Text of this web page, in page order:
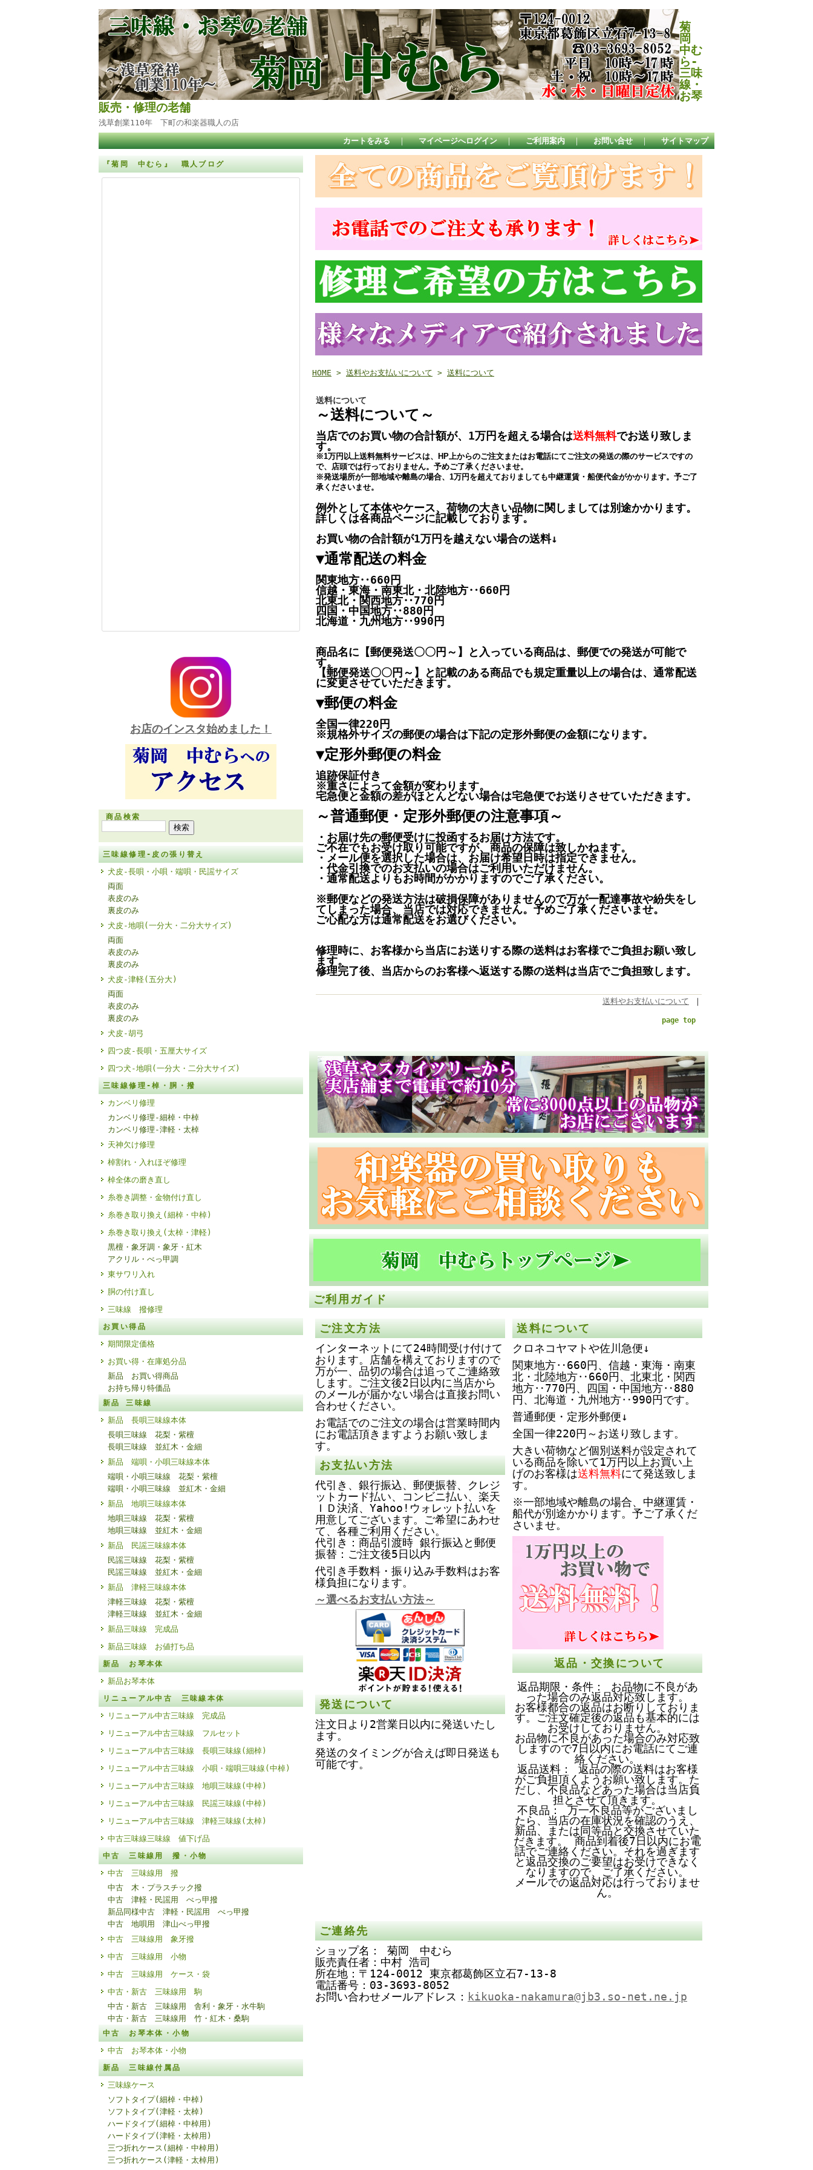
菊
岡
中む
ら-
三味
線・
お琴
販売・修理の老舗
浅草創業110年 下町の和楽器職人の店
カートをみる ｜ マイページへログイン ｜ ご利用案内 ｜ お問い合せ ｜ サイトマップ
『菊岡 中むら』 職人ブログ
お店のインスタ始めました！
商品検索
三味線修理-皮の張り替え
犬皮-長唄・小唄・端唄・民謡サイズ
両面
表皮のみ
裏皮のみ
犬皮-地唄(一分大・二分大サイズ)
両面
表皮のみ
裏皮のみ
犬皮-津軽(五分大)
両面
表皮のみ
裏皮のみ
犬皮-胡弓
四つ皮-長唄・五厘大サイズ
四つ犬-地唄(一分大・二分大サイズ)
三味線修理-棹・胴・撥
カンベリ修理
カンベリ修理-細棹・中棹
カンベリ修理-津軽・太棹
天神欠け修理
棹割れ・入れほぞ修理
棹全体の磨き直し
糸巻き調整・金物付け直し
糸巻き取り換え(細棹・中棹)
糸巻き取り換え(太棹・津軽)
黒檀・象牙調・象牙・紅木
アクリル・べっ甲調
東サワリ入れ
胴の付け直し
三味線 撥修理
お買い得品
期間限定価格
お買い得・在庫処分品
新品 お買い得商品
お持ち帰り特価品
新品 三味線
新品 長唄三味線本体
長唄三味線 花梨・紫檀
長唄三味線 並紅木・金細
新品 端唄・小唄三味線本体
端唄・小唄三味線 花梨・紫檀
端唄・小唄三味線 並紅木・金細
新品 地唄三味線本体
地唄三味線 花梨・紫檀
地唄三味線 並紅木・金細
新品 民謡三味線本体
民謡三味線 花梨・紫檀
民謡三味線 並紅木・金細
新品 津軽三味線本体
津軽三味線 花梨・紫檀
津軽三味線 並紅木・金細
新品三味線 完成品
新品三味線 お値打ち品
新品 お琴本体
新品お琴本体
リニューアル中古 三味線本体
リニューアル中古三味線 完成品
リニューアル中古三味線 フルセット
リニューアル中古三味線 長唄三味線(細棹)
リニューアル中古三味線 小唄・端唄三味線(中棹)
リニューアル中古三味線 地唄三味線(中棹)
リニューアル中古三味線 民謡三味線(中棹)
リニューアル中古三味線 津軽三味線(太棹)
中古三味線三味線 値下げ品
中古 三味線用 撥・小物
中古 三味線用 撥
中古 木・プラスチック撥
中古 津軽・民謡用 べっ甲撥
新品同様中古 津軽・民謡用 べっ甲撥
中古 地唄用 津山べっ甲撥
中古 三味線用 象牙撥
中古 三味線用 小物
中古 三味線用 ケース・袋
中古・新古 三味線用 駒
中古・新古 三味線用 舎利・象牙・水牛駒
中古・新古 三味線用 竹・紅木・桑駒
中古 お琴本体・小物
中古 お琴本体・小物
新品 三味線付属品
三味線ケース
ソフトタイプ(細棹・中棹)
ソフトタイプ(津軽・太棹)
ハードタイプ(細棹・中棹用)
ハードタイプ(津軽・太棹用)
三つ折れケース(細棹・中棹用)
三つ折れケース(津軽・太棹用)
HOME > 送料やお支払いについて > 送料について
送料について
～送料について～
当店でのお買い物の合計額が、1万円を超える場合は送料無料でお送り致しま
す。
※1万円以上送料無料サービスは、HP上からのご注文またはお電話にてご注文の発送の際のサービスですの
で、店頭では行っておりません。予めご了承くださいませ。
※発送場所が一部地域や離島の場合、1万円を超えておりましても中継運賃・船便代金がかかります。予ご了
承くださいませ。
例外として本体やケース、荷物の大きい品物に関しましては別途かかります。
詳しくは各商品ページに記載しております。
お買い物の合計額が1万円を越えない場合の送料↓
▼通常配送の料金
関東地方‥660円
信越・東海・南東北・北陸地方‥660円
北東北・関西地方‥770円
四国・中国地方‥880円
北海道・九州地方‥990円
商品名に【郵便発送〇〇円～】と入っている商品は、郵便での発送が可能で
す。
【郵便発送〇〇円～】と記載のある商品でも規定重量以上の場合は、通常配送
に変更させていただきます。
▼郵便の料金
全国一律220円
※規格外サイズの郵便の場合は下記の定形外郵便の金額になります。
▼定形外郵便の料金
追跡保証付き
※重さによって金額が変わります。
宅急便と金額の差がほとんどない場合は宅急便でお送りさせていただきます。
～普通郵便・定形外郵便の注意事項～
・お届け先の郵便受けに投函するお届け方法です。
ご不在でもお受け取り可能ですが、商品の保障は致しかねます。
・メール便を選択した場合は、お届け希望日時は指定できません。
・代金引換でのお支払いの場合はご利用いただけません。
・通常配送よりもお時間がかかりますのでご了承ください。
※郵便などの発送方法は破損保障がありませんので万が一配達事故や紛失をし
てしまった場合、当店では対応できません。予めご了承くださいませ。
ご心配な方は通常配送をお選びください。
修理時に、お客様から当店にお送りする際の送料はお客様でご負担お願い致し
ます。
修理完了後、当店からのお客様へ返送する際の送料は当店でご負担致します。
送料やお支払いについて ｜
page top
ご利用ガイド
ご注文方法
インターネットにて24時間受け付けて
おります。店舗を構えておりますので
万が一、品切の場合は追ってご連絡致
します。ご注文後2日以内に当店から
のメールが届かない場合は直接お問い
合わせください。
お電話でのご注文の場合は営業時間内
にお電話頂きますようお願い致しま
す。
お支払い方法
代引き、銀行振込、郵便振替、クレジ
ットカード払い、コンビニ払い、楽天
ＩＤ決済、Yahoo!ウォレット払いを
用意してございます。ご希望にあわせ
て、各種ご利用ください。
代引き：商品引渡時 銀行振込と郵便
振替：ご注文後5日以内
代引き手数料・振り込み手数料はお客
様負担になります。
～選べるお支払い方法～
発送について
注文日より2営業日以内に発送いたし
ます。
発送のタイミングが合えば即日発送も
可能です。
送料について
クロネコヤマトや佐川急便↓
関東地方‥660円、信越・東海・南東
北・北陸地方‥660円、北東北・関西
地方‥770円、四国・中国地方‥880
円、北海道・九州地方‥990円です。
普通郵便・定形外郵便↓
全国一律220円～お送り致します。
大きい荷物など個別送料が設定されて
いる商品を除いて1万円以上お買い上
げのお客様は送料無料にて発送致しま
す。
※一部地域や離島の場合、中継運賃・
船代が別途かかります。予ご了承くだ
さいませ。
返品・交換について
返品期限・条件： お品物に不良があ
った場合のみ返品対応致します。
お客様都合の返品はお断りしておりま
す。ご注文確定後の返品も基本的には
お受けしておりません。
お品物に不良があった場合のみ対応致
しますので7日以内にお電話にてご連
絡ください。
返品送料： 返品の際の送料はお客様
がご負担頂くようお願い致します。た
だし、不良品などあった場合は当店負
担とさせて頂きます。
不良品： 万一不良品等がございまし
たら、当店の在庫状況を確認のうえ、
新品、または同等品と交換させていた
だきます。 商品到着後7日以内にお電
話でご連絡ください。それを過ぎます
と返品交換のご要望はお受けできなく
なりますので、ご了承ください。
メールでの返品対応は行っておりませ
ん。
ご連絡先
ショップ名： 菊岡 中むら
販売責任者：中村 浩司
所在地：〒124-0012 東京都葛飾区立石7-13-8
電話番号：03-3693-8052
お問い合わせメールアドレス： kikuoka-nakamura@jb3.so-net.ne.jp